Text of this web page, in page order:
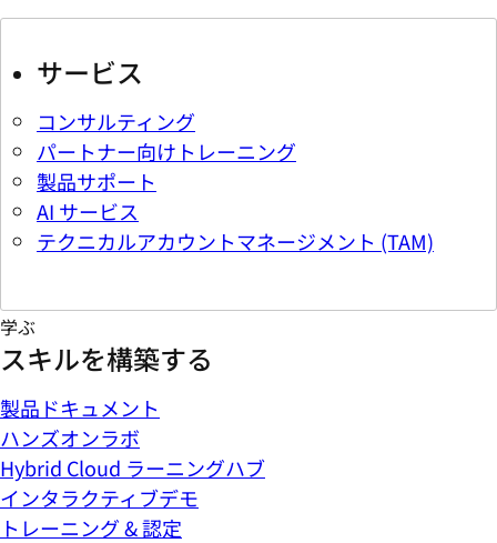
サービス
コンサルティング
パートナー向けトレーニング
製品サポート
AI サービス
テクニカルアカウントマネージメント (TAM)
学ぶ
スキルを構築する
製品ドキュメント
ハンズオンラボ
Hybrid Cloud ラーニングハブ
インタラクティブデモ
トレーニング & 認定